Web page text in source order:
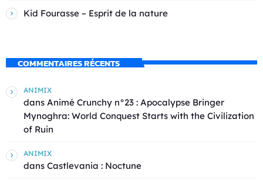
Kid Fourasse – Esprit de la nature
COMMENTAIRES RÉCENTS
ANIMIX
dans Animé Crunchy n°23 : Apocalypse Bringer
Mynoghra: World Conquest Starts with the Civilization
of Ruin
ANIMIX
dans Castlevania : Noctune